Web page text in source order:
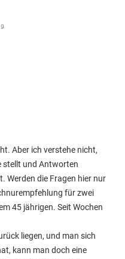
Aber ich verstehe nicht,
stellt und Antworten
Werden die Fragen hier nur
für zwei
45 jährigen. Seit Wochen
liegen, und man sich
kann man doch eine